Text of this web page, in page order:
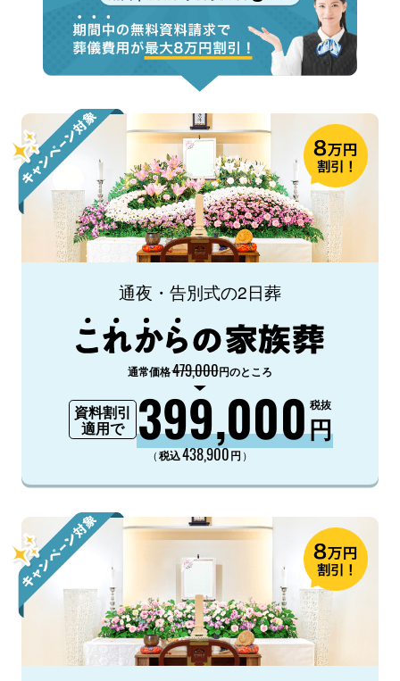
通夜・告別式の2日葬
通常価格479,000円のところ
資料割引
適用で
399,000円
税抜
（税込438,900円 ）